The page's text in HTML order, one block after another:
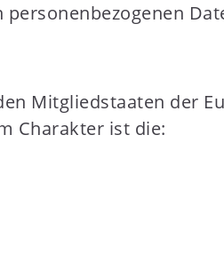
Mitgliedstaaten der
Charakter ist die: